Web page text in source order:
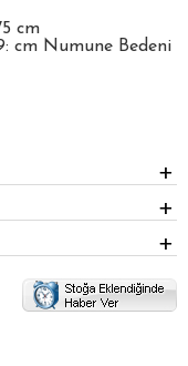
cm
cm Numune Bedeni